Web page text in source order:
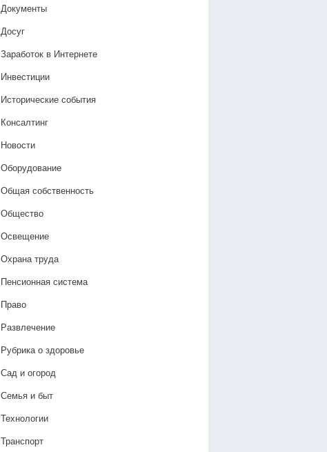
Документы
Досуг
Заработок в Интернете
Инвестиции
Исторические события
Консалтинг
Новости
Оборудование
Общая собственность
Общество
Освещение
Охрана труда
Пенсионная система
Право
Развлечение
Рубрика о здоровье
Сад и огород
Семья и быт
Технологии
Транспорт